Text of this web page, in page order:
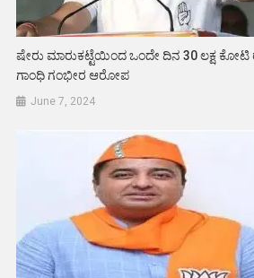
ಷೇರು ಮಾರುಕಟ್ಟೆಯಿಂದ ಒಂದೇ ದಿನ 30 ಲಕ್ಷ
ಗಾಂಧಿ ಗಂಭೀರ ಆರೋಪ
June 7, 2024